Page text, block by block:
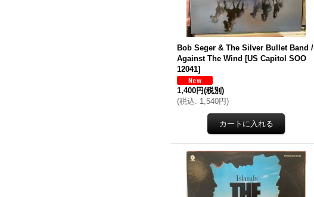
Bob Seger & The Silver Bullet Band /
Against The Wind [US Capitol SOO
12041]
1,400円(税別)
(税込: 1,540円)